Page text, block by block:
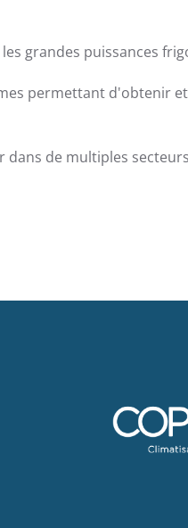
grandes puissances
permettant d'obtenir
de multiples